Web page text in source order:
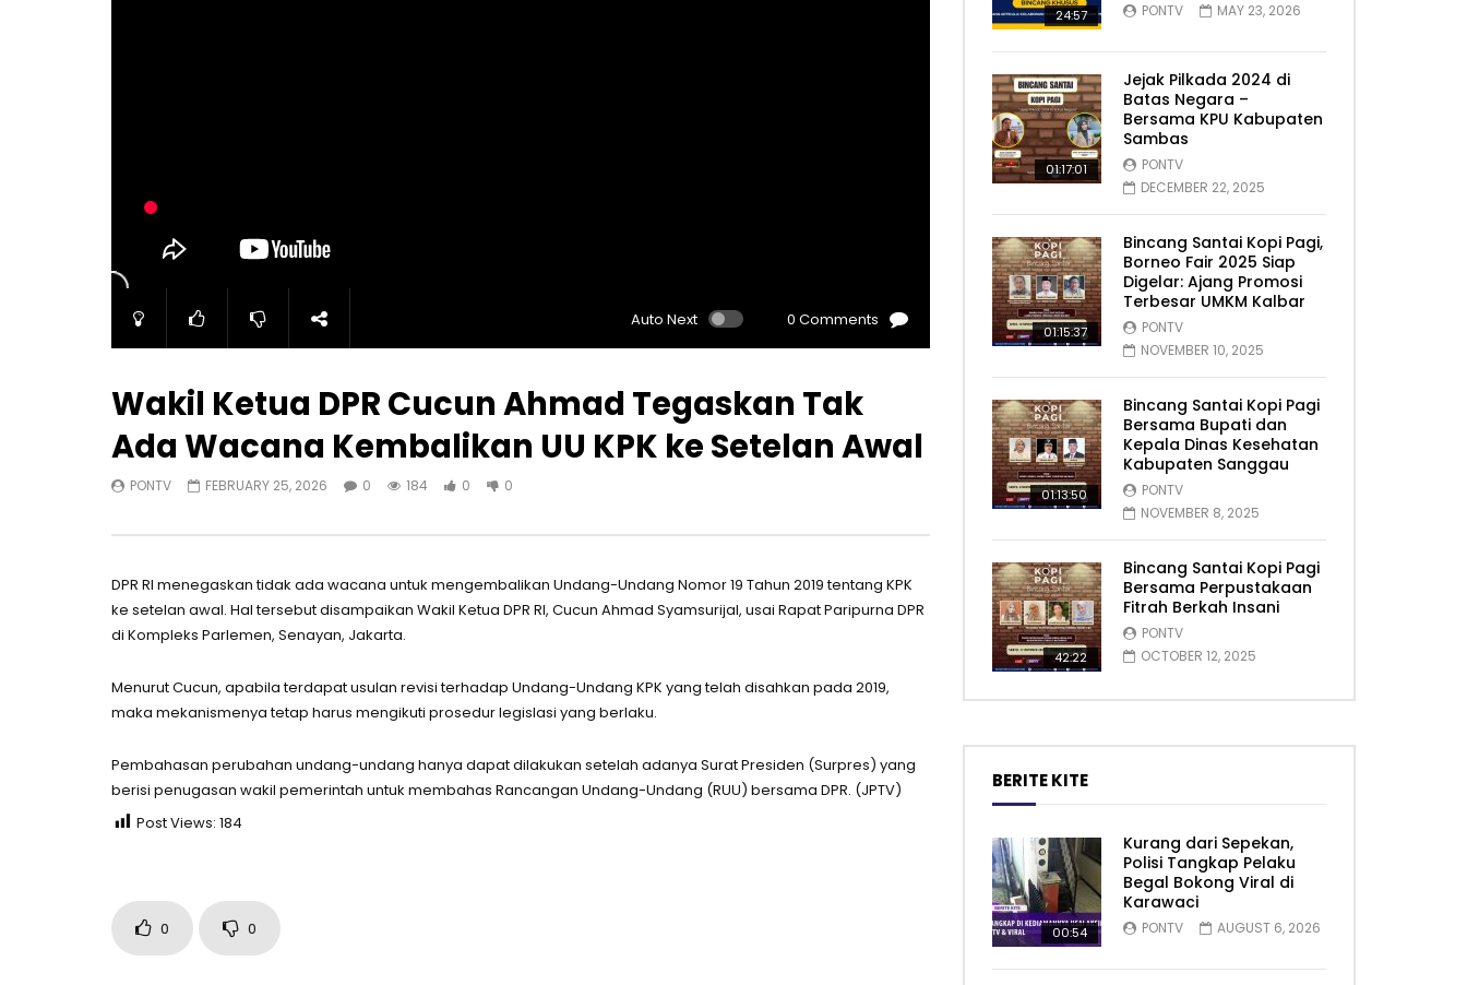
Auto Next 0 Comments
Wakil Ketua DPR Cucun Ahmad Tegaskan Tak
Ada Wacana Kembalikan UU KPK ke Setelan Awal
PONTV FEBRUARY 25, 2026 0 184 0 0
DPR RI menegaskan tidak ada wacana untuk mengembalikan Undang-Undang Nomor 19 Tahun 2019 tentang KPK
ke setelan awal. Hal tersebut disampaikan Wakil Ketua DPR RI, Cucun Ahmad Syamsurijal, usai Rapat Paripurna DPR
di Kompleks Parlemen, Senayan, Jakarta.
Menurut Cucun, apabila terdapat usulan revisi terhadap Undang-Undang KPK yang telah disahkan pada 2019,
maka mekanismenya tetap harus mengikuti prosedur legislasi yang berlaku.
Pembahasan perubahan undang-undang hanya dapat dilakukan setelah adanya Surat Presiden (Surpres) yang
berisi penugasan wakil pemerintah untuk membahas Rancangan Undang-Undang (RUU) bersama DPR. (JPTV)
Post Views: 184
0 0
24:57 PONTV MAY 23, 2026
01:17:01
Jejak Pilkada 2024 di
Batas Negara –
Bersama KPU Kabupaten
Sambas
PONTV
DECEMBER 22, 2025
01:15:37
Bincang Santai Kopi Pagi,
Borneo Fair 2025 Siap
Digelar: Ajang Promosi
Terbesar UMKM Kalbar
PONTV
NOVEMBER 10, 2025
01:13:50
Bincang Santai Kopi Pagi
Bersama Bupati dan
Kepala Dinas Kesehatan
Kabupaten Sanggau
PONTV
NOVEMBER 8, 2025
42:22
Bincang Santai Kopi Pagi
Bersama Perpustakaan
Fitrah Berkah Insani
PONTV
OCTOBER 12, 2025
BERITE KITE
00:54
Kurang dari Sepekan,
Polisi Tangkap Pelaku
Begal Bokong Viral di
Karawaci
PONTV AUGUST 6, 2026